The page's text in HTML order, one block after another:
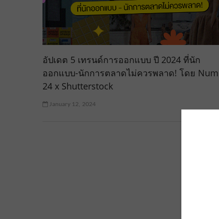
อัปเดต 5 เทรนด์การออกแบบ ปี 2024 ที่นัก
ออกแบบ-นักการตลาดไม่ควรพลาด! โดย
24 x Shutterstock
January 12, 2024